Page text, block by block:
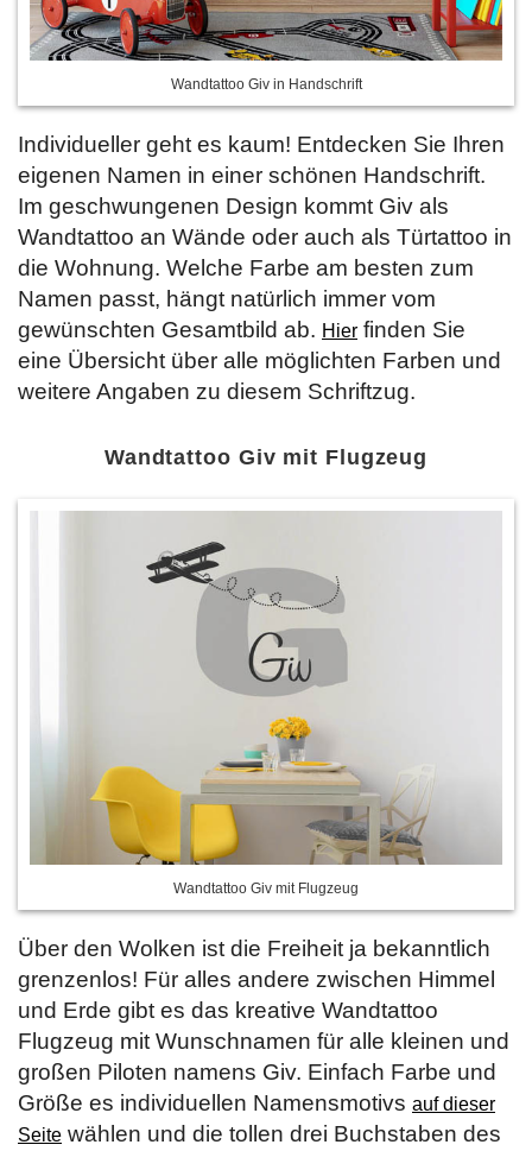
Wandtattoo Giv in Handschrift
Individueller geht es kaum! Entdecken Sie Ihren
eigenen Namen in einer schönen Handschrift.
Im geschwungenen Design kommt Giv als
Wandtattoo an Wände oder auch als Türtattoo in
die Wohnung. Welche Farbe am besten zum
Namen passt, hängt natürlich immer vom
gewünschten Gesamtbild ab. Hier finden Sie
eine Übersicht über alle möglichten Farben und
weitere Angaben zu diesem Schriftzug.
Wandtattoo Giv mit Flugzeug
Wandtattoo Giv mit Flugzeug
Über den Wolken ist die Freiheit ja bekanntlich
grenzenlos! Für alles andere zwischen Himmel
und Erde gibt es das kreative Wandtattoo
Flugzeug mit Wunschnamen für alle kleinen und
großen Piloten namens Giv. Einfach Farbe und
Größe es individuellen Namensmotivs auf dieser
Seite wählen und die tollen drei Buchstaben des